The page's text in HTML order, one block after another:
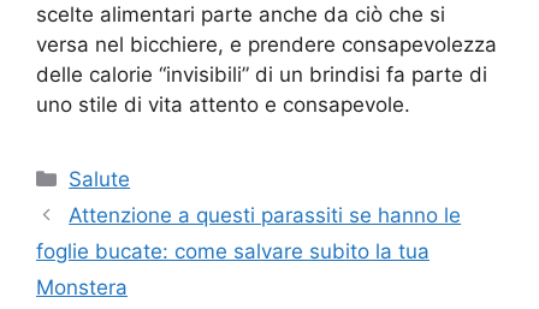
scelte alimentari parte anche da ciò che si
versa nel bicchiere, e prendere consapevolezza
delle calorie “invisibili” di un brindisi fa parte di
uno stile di vita attento e consapevole.
Categorie
Salute
Attenzione a questi parassiti se hanno le
foglie bucate: come salvare subito la tua
Monstera